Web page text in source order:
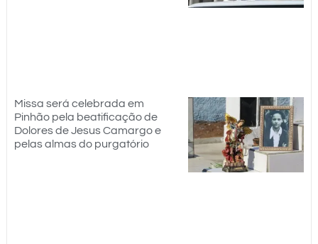
Missa será celebrada em
Pinhão pela beatificação de
Dolores de Jesus Camargo e
pelas almas do purgatório